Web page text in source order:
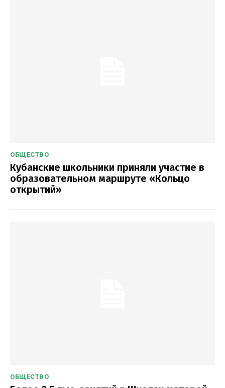
ОБЩЕСТВО
Кубанские школьники приняли участие в
образовательном маршруте «Кольцо
открытий»
ОБЩЕСТВО